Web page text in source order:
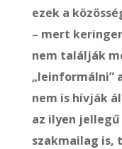
ezek a
– mert
nem találják
„leinformálni”
nem is hívják
az ilyen
szakmailag is,